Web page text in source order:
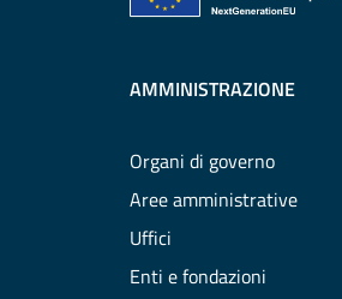
AMMINISTRAZIONE
Organi di governo
Aree amministrative
Uffici
Enti e fondazioni